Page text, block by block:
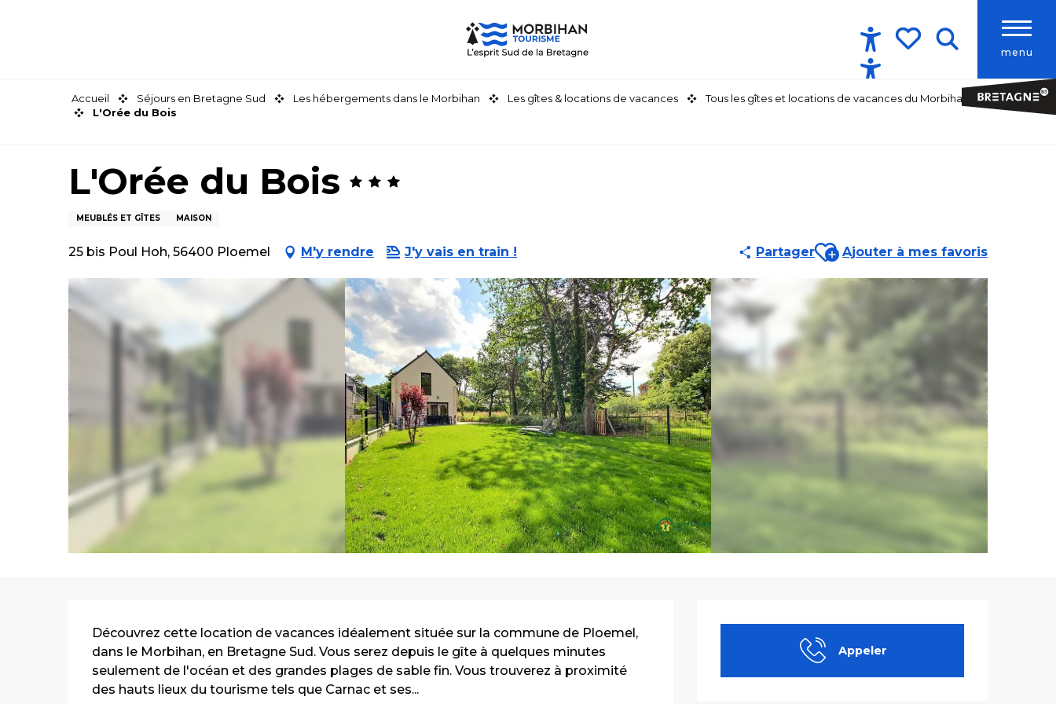
menu
Accessibilité
Accueil Séjours en Bretagne Sud Les hébergements dans le Morbihan Les gîtes & locations de vacances
Tous les gîtes et locations de vacances du Morbihan
L'Orée du Bois
L'Orée du Bois
MEUBLÉS ET GÎTES MAISON
25 bis Poul Hoh, 56400 Ploemel M'y rendre J'y vais en train ! PartagerAjouter aux favoris
Ajouter à mes favoris
Ouverture et
Appeler
Description
Découvrez cette location de vacances idéalement située sur la commune de Ploemel,
dans le Morbihan, en Bretagne Sud. Vous serez depuis le gîte à quelques minutes
seulement de l'océan et des grandes plages de sable fin. Vous trouverez à proximité
des hauts lieux du tourisme tels que Carnac et ses...